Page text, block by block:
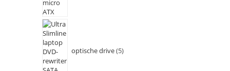
optische drive 5